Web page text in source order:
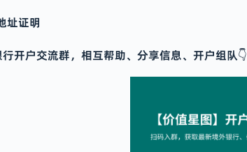
址证明
开户交流群，相互帮助、分享信息、开户组队👇